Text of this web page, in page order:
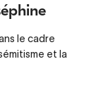
le cadre
et la